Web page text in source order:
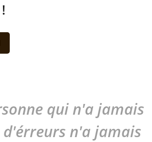
qui n'a jamais
n'a jamais